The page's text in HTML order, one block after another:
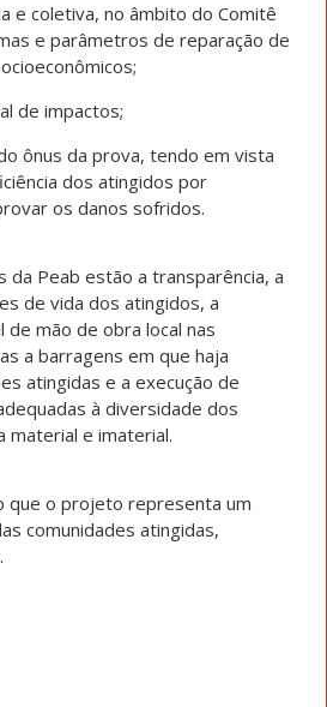
e coletiva, no âmbito do Comitê
e parâmetros de reparação de
de impactos;
ônus da prova, tendo em vista
dos atingidos por
os danos sofridos.
da Peab estão a transparência, a
de vida dos atingidos, a
de mão de obra local nas
a barragens em que haja
atingidas e a execução de
à diversidade dos
material e imaterial.
que o projeto representa um
comunidades atingidas,